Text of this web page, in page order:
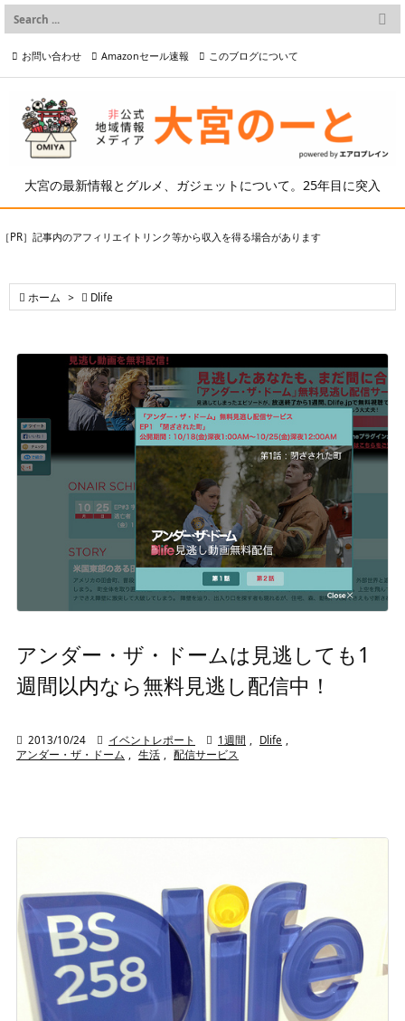
大宮の最新情報とグルメ、ガジェットについて。25年目に突入

メニュー

検索
お問い合わせ Amazonセール速報 このブログについて
プライバシーポリシー等
［PR］記事内のアフィリエイトリンク等から収入を得る場合があります
 ホーム >  Dlife
アンダー・ザ・ドームは見逃しても1
週間以内なら無料見逃し配信中！
 2013/10/24  イベントレポート  1週間 , Dlife ,
アンダー・ザ・ドーム , 生活 , 配信サービス